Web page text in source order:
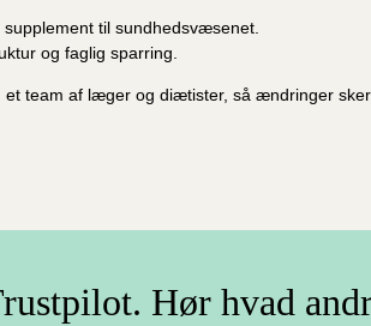
til sundhedsvæsenet.
og faglig sparring.
et team af læger og diætister, så ændringer
Hør hvad